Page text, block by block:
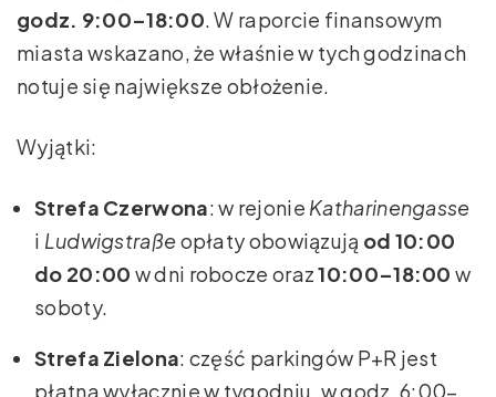
godz. 9:00–18:00. W raporcie finansowym
miasta wskazano, że właśnie w tych godzinach
notuje się największe obłożenie.
Wyjątki:
Strefa Czerwona: w rejonie Katharinengasse
i Ludwigstraßeopłaty obowiązują od 10:00
do 20:00 w dni robocze oraz10:00–18:00 w
soboty.
Strefa Zielona: część parkingów P+R jest
płatna wyłącznie w tygodniu, w godz. 6:00–